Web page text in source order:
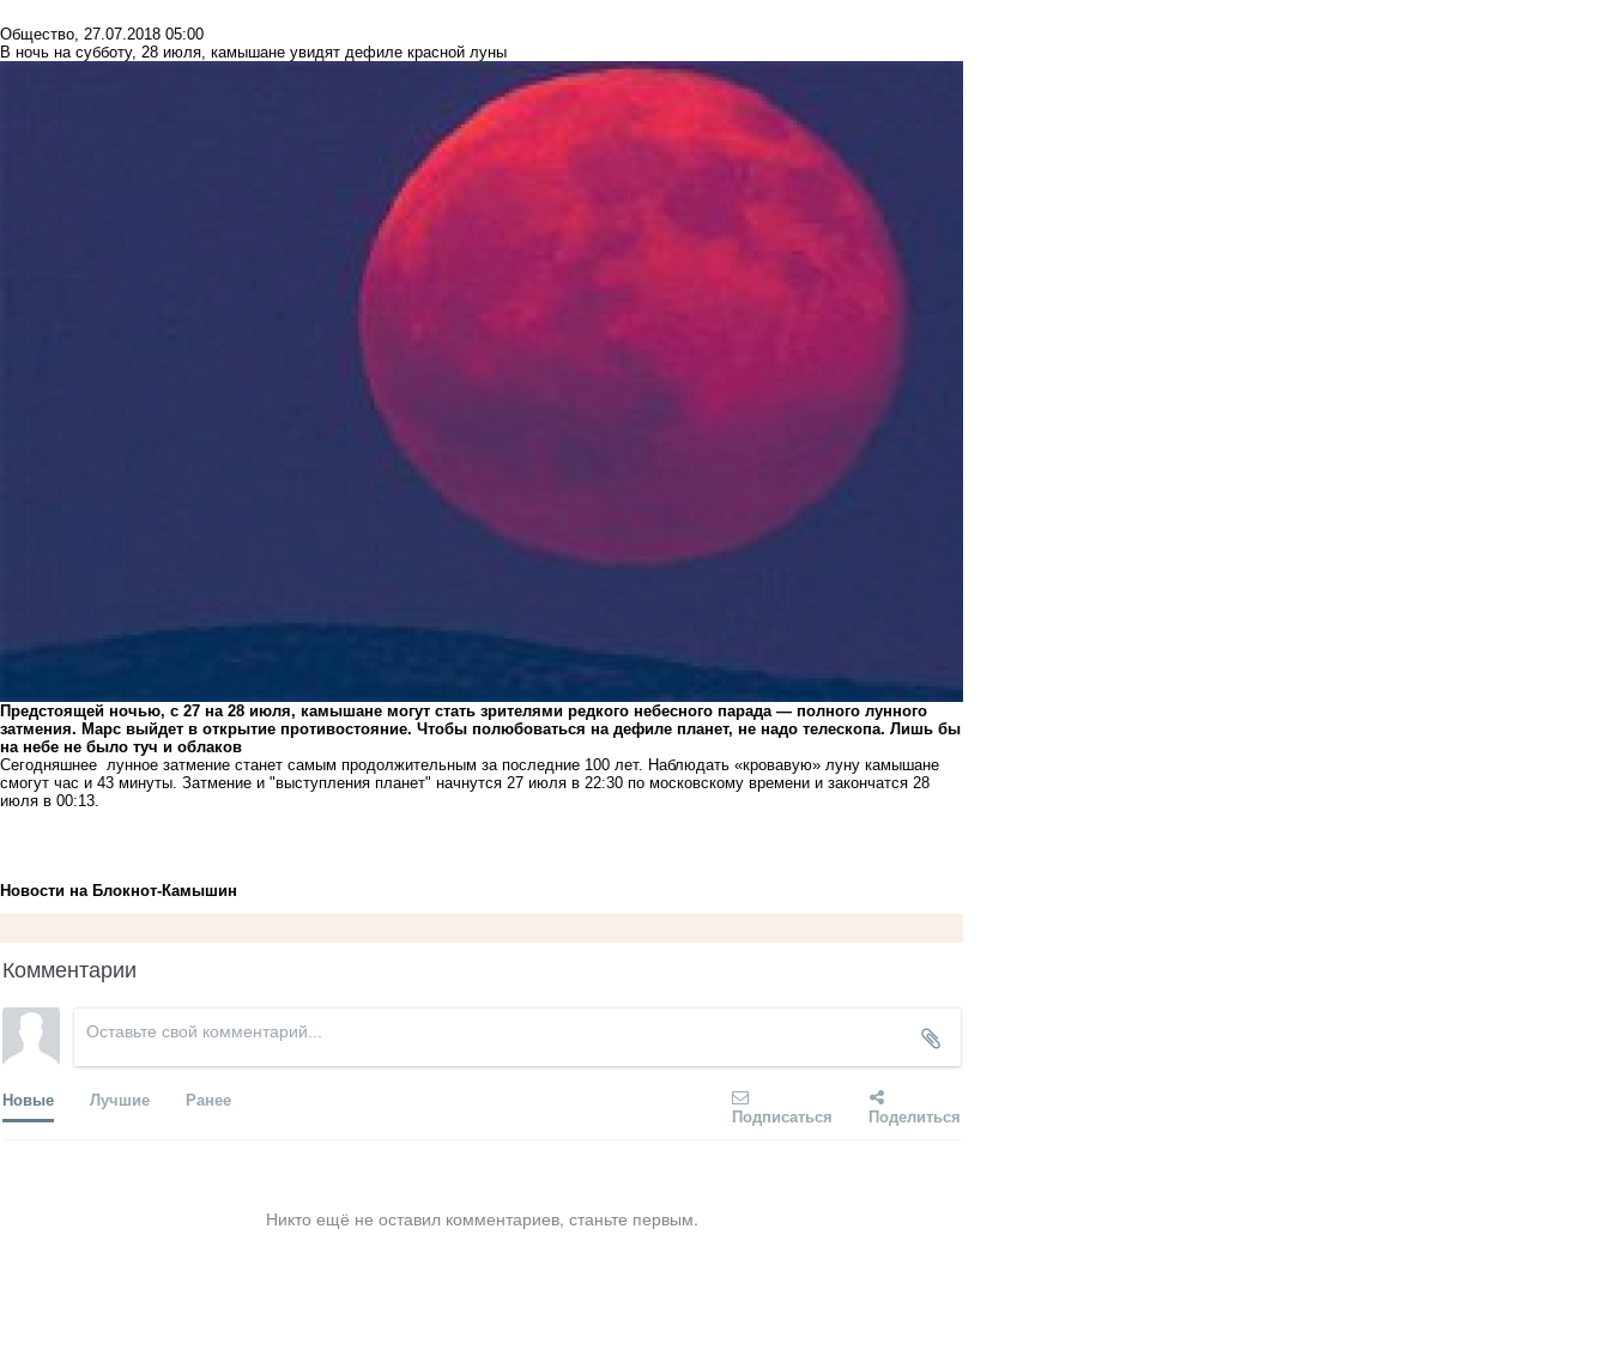
Общество, 27.07.2018 05:00
В ночь на субботу, 28 июля, камышане увидят дефиле красной луны
Предстоящей ночью, с 27 на 28 июля, камышане могут стать зрителями редкого небесного парада — полного лунного
затмения. Марс выйдет в открытие противостояние. Чтобы полюбоваться на дефиле планет, не надо телескопа. Лишь бы
на небе не было туч и облаков
Сегодняшнее лунное затмение станет самым продолжительным за последние 100 лет. Наблюдать «кровавую» луну камышане
смогут час и 43 минуты. Затмение и "выступления планет" начнутся 27 июля в 22:30 по московскому времени и закончатся 28
июля в 00:13.
Новости на Блoкнoт-Камышин
Комментарии
Новые Лучшие Ранее
Подписаться Поделиться
Никто ещё не оставил комментариев, станьте первым.